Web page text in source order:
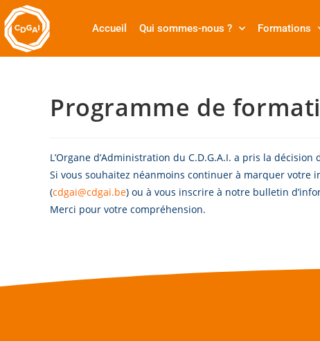
Accueil Qui sommes-nous ? Formations
Programme de
L’Organe d’Administration du C.D.G.A.I. a pris la décision
Si vous souhaitez néanmoins continuer à marquer votre
(cdgai@cdgai.be) ou à vous inscrire à notre bulletin
Merci pour votre compréhension.